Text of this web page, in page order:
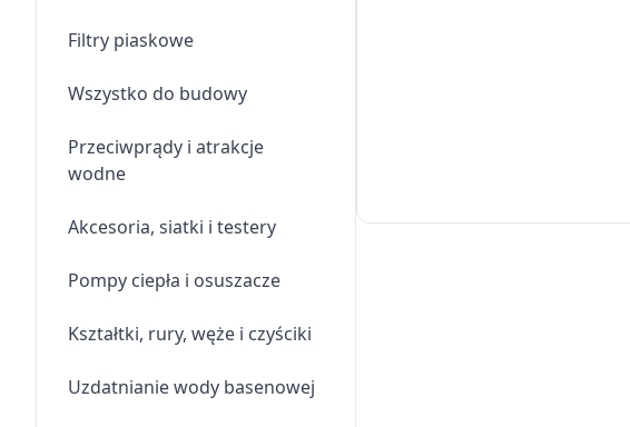
Filtry piaskowe
Wszystko do budowy
Przeciwprądy i atrakcje
wodne
Akcesoria, siatki i testery
Pompy ciepła i osuszacze
Kształtki, rury, węże i czyściki
Uzdatnianie wody basenowej